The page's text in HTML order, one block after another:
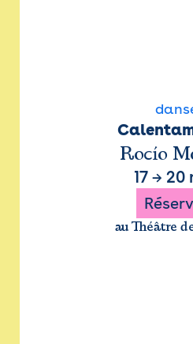
Rocío
17→ 20
au Théâtre